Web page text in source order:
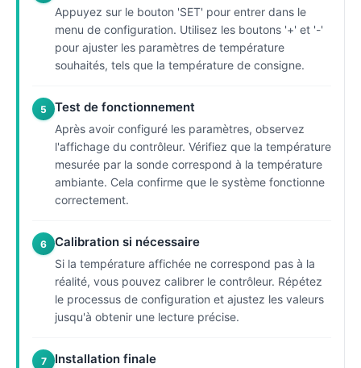
Appuyez sur le bouton 'SET' pour entrer dans le
menu de configuration. Utilisez les boutons '+' et '-'
pour ajuster les paramètres de température
souhaités, tels que la température de consigne.
5 Test de fonctionnement
Après avoir configuré les paramètres, observez
l'affichage du contrôleur. Vérifiez que la température
mesurée par la sonde correspond à la température
ambiante. Cela confirme que le système fonctionne
correctement.
6 Calibration si nécessaire
Si la température affichée ne correspond pas à la
réalité, vous pouvez calibrer le contrôleur. Répétez
le processus de configuration et ajustez les valeurs
jusqu'à obtenir une lecture précise.
7 Installation finale